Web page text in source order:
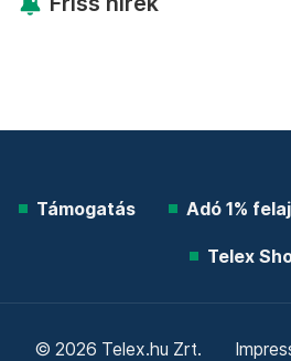
Támogatás Adó 1%
Telex
© 2026 Telex.hu Zrt.